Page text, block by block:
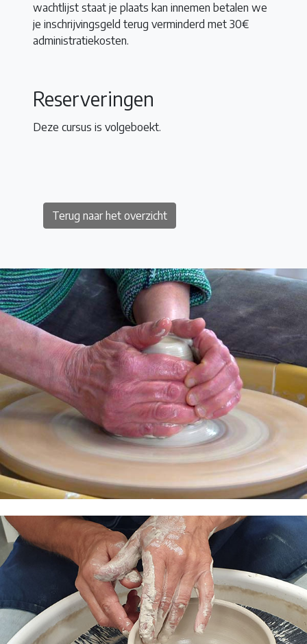
wachtlijst staat je plaats kan innemen betalen we
je inschrijvingsgeld terug verminderd met 30€
administratiekosten.
Reserveringen
Deze cursus is volgeboekt.
Terug naar het overzicht